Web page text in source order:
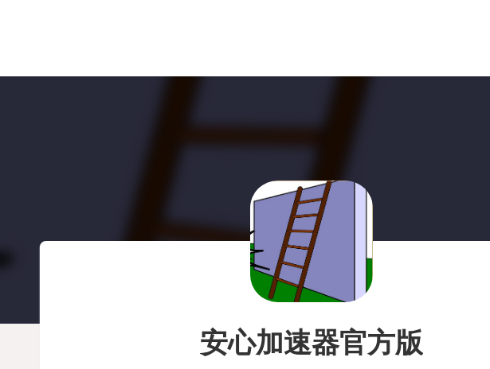
安心加速器官方版